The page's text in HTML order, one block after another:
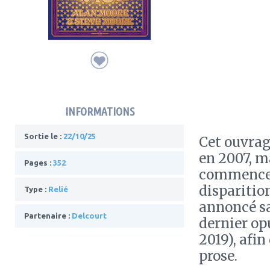
INFORMATIONS
Sortie le : 22/10/25
Pages : 352
Type : Relié
Partenaire : Delcourt
Cet
en 2007,
annoncé
dernier
2019),
prose.